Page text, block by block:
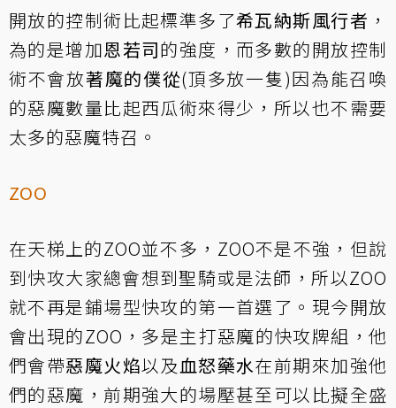
開放的控制術比起標準多了希瓦納斯風行者 ，
為的是增加恩若司的強度，而多數的開放控制
術不會放著魔的僕從(頂多放一隻)因為能召喚
的惡魔數量比起西瓜術來得少，所以也不需要
太多的惡魔特召。
ZOO
在天梯上的ZOO並不多，ZOO不是不強，但說
到快攻大家總會想到聖騎或是法師，所以ZOO
就不再是鋪場型快攻的第一首選了。現今開放
會出現的ZOO，多是主打惡魔的快攻牌組，他
們會帶惡魔火焰以及血怒藥水在前期來加強他
們的惡魔，前期強大的場壓甚至可以比擬全盛